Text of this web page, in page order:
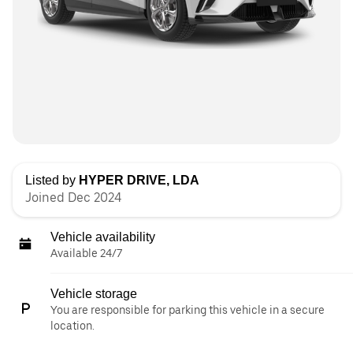
Listed by HYPER DRIVE, LDA
Joined Dec 2024
Vehicle availability
Available 24/7
Vehicle storage
You are responsible for parking this vehicle in a secure
location.